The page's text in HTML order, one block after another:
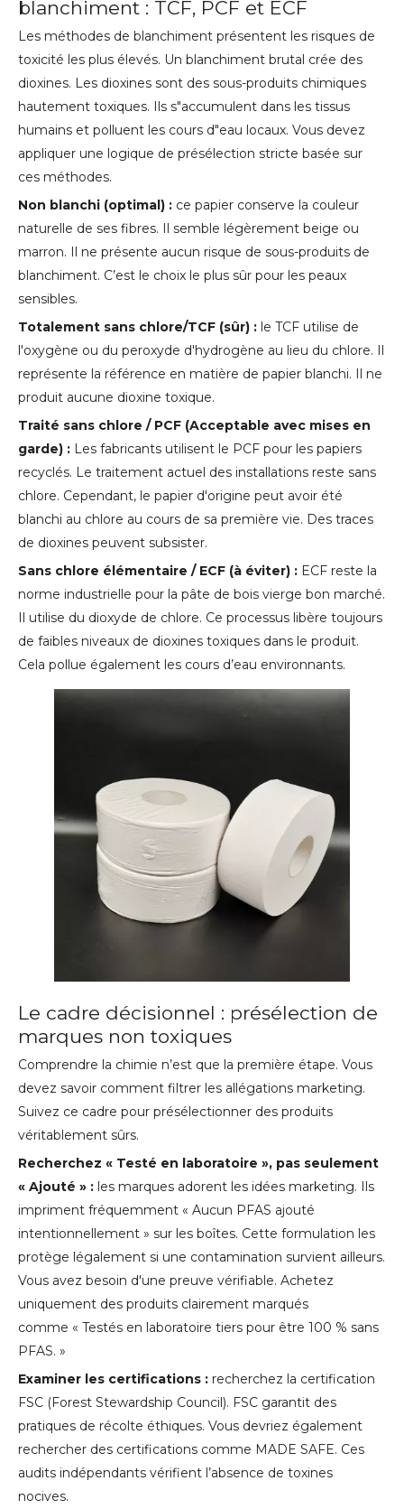
blanchiment : TCF, PCF et ECF
Les méthodes de blanchiment présentent les risques de
toxicité les plus élevés. Un blanchiment brutal crée des
dioxines. Les dioxines sont des sous-produits chimiques
hautement toxiques. Ils s"accumulent dans les tissus
humains et polluent les cours d"eau locaux. Vous devez
appliquer une logique de présélection stricte basée sur
ces méthodes.
Non blanchi (optimal) : ce papier conserve la couleur
naturelle de ses fibres. Il semble légèrement beige ou
marron. Il ne présente aucun risque de sous-produits de
blanchiment. C’est le choix le plus sûr pour les peaux
sensibles.
Totalement sans chlore/TCF (sûr) : le TCF utilise de
l'oxygène ou du peroxyde d'hydrogène au lieu du chlore. Il
représente la référence en matière de papier blanchi. Il ne
produit aucune dioxine toxique.
Traité sans chlore / PCF (Acceptable avec mises en
garde) : Les fabricants utilisent le PCF pour les papiers
recyclés. Le traitement actuel des installations reste sans
chlore. Cependant, le papier d'origine peut avoir été
blanchi au chlore au cours de sa première vie. Des traces
de dioxines peuvent subsister.
Sans chlore élémentaire / ECF (à éviter) : ECF reste la
norme industrielle pour la pâte de bois vierge bon marché.
Il utilise du dioxyde de chlore. Ce processus libère toujours
de faibles niveaux de dioxines toxiques dans le produit.
Cela pollue également les cours d’eau environnants.
Le cadre décisionnel : présélection de
marques non toxiques
Comprendre la chimie n’est que la première étape. Vous
devez savoir comment filtrer les allégations marketing.
Suivez ce cadre pour présélectionner des produits
véritablement sûrs.
Recherchez « Testé en laboratoire », pas seulement
« Ajouté » : les marques adorent les idées marketing. Ils
impriment fréquemment « Aucun PFAS ajouté
intentionnellement » sur les boîtes. Cette formulation les
protège légalement si une contamination survient ailleurs.
Vous avez besoin d'une preuve vérifiable. Achetez
uniquement des produits clairement marqués
comme « Testés en laboratoire tiers pour être 100 % sans
PFAS. »
Examiner les certifications : recherchez la certification
FSC (Forest Stewardship Council). FSC garantit des
pratiques de récolte éthiques. Vous devriez également
rechercher des certifications comme MADE SAFE. Ces
audits indépendants vérifient l’absence de toxines
nocives.